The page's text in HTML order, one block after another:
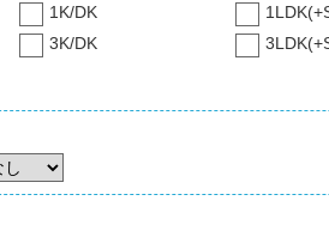
1K/DK
3K/DK